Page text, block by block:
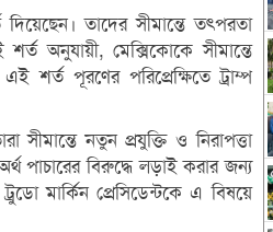
দিয়েছেন। তাদের সীমান্তে তৎপরতা
অনুযায়ী, মেক্সিকোকে সীমান্তে
শর্ত পূরণের পরিপ্রেক্ষিতে ট্রাম্প
সীমান্তে নতুন প্রযুক্তি ও নিরাপত্তা
পাচারের বিরুদ্ধে লড়াই করার জন্য
মার্কিন প্রেসিডেন্টকে এ বিষয়ে